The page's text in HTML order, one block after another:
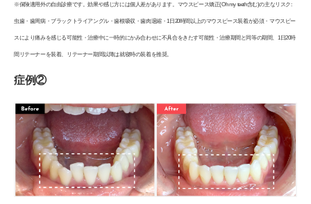
※保険適用外の自由診療です。効果や感じ方には個人差があります。マウスピース矯正(Oh my teeth含む)の主なリスク:
虫歯・歯周病・ブラックトライアングル・歯根吸収・歯肉退縮・1日20時間以上のマウスピース装着が必須・マウスピー
スにより痛みを感じる可能性・治療中に一時的にかみ合わせに不具合をきたす可能性・治療期間と同等の期間、1日20時
間リテーナーを装着、リテーナー期間以降は就寝時の装着を推奨。
症例②